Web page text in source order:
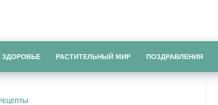
ЗДОРОВЬЕ РАСТИТЕЛЬНЫЙ МИР ПОЗДРАВЛЕНИЯ
РЕЦЕПТЫ